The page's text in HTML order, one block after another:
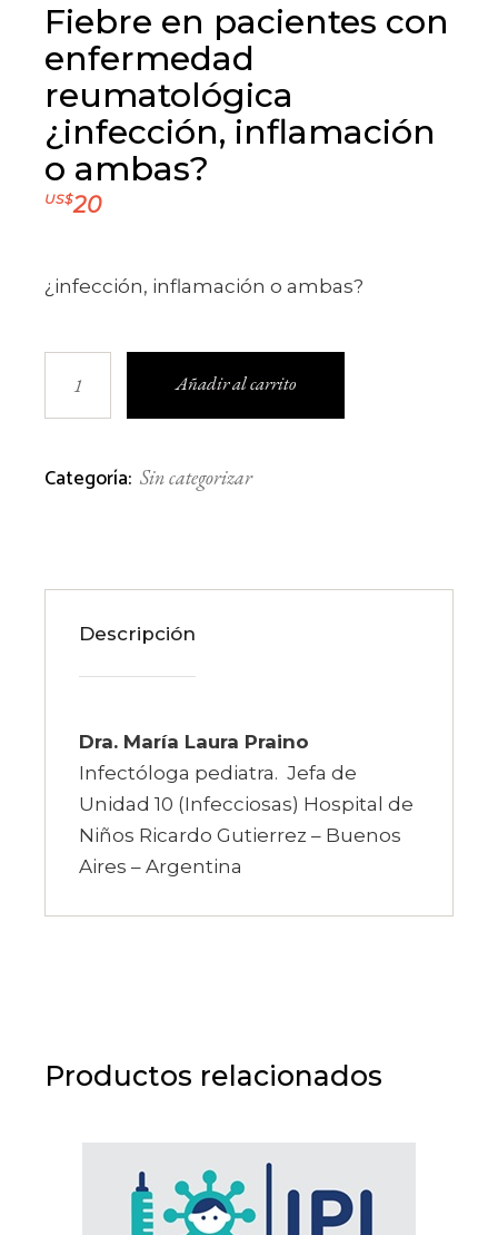
Fiebre en pacientes con
enfermedad
reumatológica
¿infección, inflamación
o ambas?
US$20
¿infección, inflamación o ambas?
Fiebre en pacientes con enfermedad
Añadir al carrito
Categoría: Sin categorizar
Descripción
Dra. María Laura Praino
Infectóloga pediatra. Jefa de
Unidad 10 (Infecciosas) Hospital de
Niños Ricardo Gutierrez – Buenos
Aires – Argentina
Productos relacionados